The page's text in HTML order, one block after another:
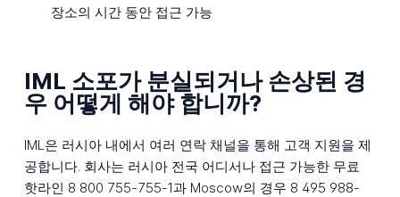
장소의 시간 동안 접근 가능
IML 소포가 분실되거나 손상된 경
우 어떻게 해야 합니까?
IML은 러시아 내에서 여러 연락 채널을 통해 고객 지원을 제
공합니다. 회사는 러시아 전국 어디서나 접근 가능한 무료
핫라인 8 800 755-755-1과 Moscow의 경우 8 495 988-